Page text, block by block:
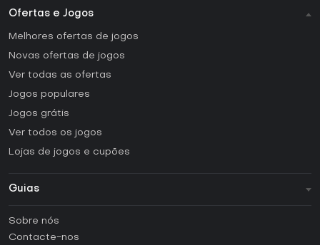
Ofertas e Jogos
Melhores ofertas de jogos
Novas ofertas de jogos
Ver todas as ofertas
Jogos populares
Jogos grátis
Ver todos os jogos
Lojas de jogos e cupões
Guias
Sobre nós
Contacte-nos